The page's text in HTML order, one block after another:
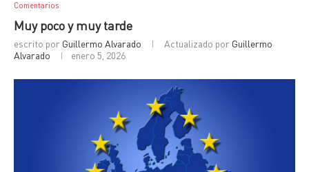
Comentarios
Muy poco y muy tarde
escrito por Guillermo Alvarado Actualizado por Guillermo
Alvarado
enero 5, 2026